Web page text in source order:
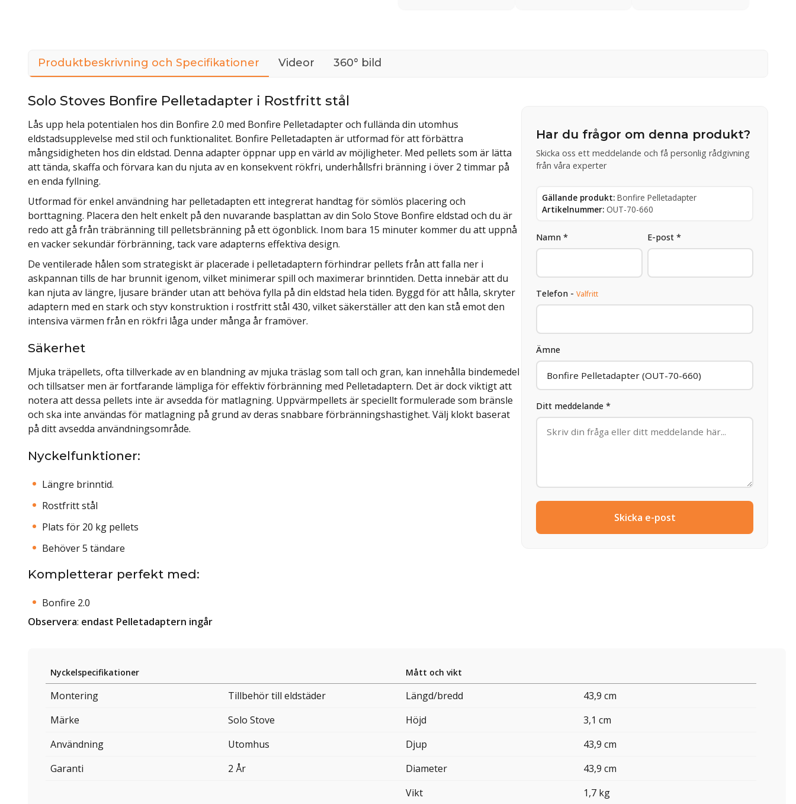
Produktbeskrivning och Specifikationer Videor 360° bild
Solo Stoves Bonfire Pelletadapter i Rostfritt stål
Lås upp hela potentialen hos din Bonfire 2.0 med Bonfire Pelletadapter och fullända din utomhus
eldstadsupplevelse med stil och funktionalitet. Bonfire Pelletadapten är utformad för att förbättra
mångsidigheten hos din eldstad. Denna adapter öppnar upp en värld av möjligheter. Med pellets som är lätta
att tända, skaffa och förvara kan du njuta av en konsekvent rökfri, underhållsfri bränning i över 2 timmar på
en enda fyllning.
Utformad för enkel användning har pelletadapten ett integrerat handtag för sömlös placering och
borttagning. Placera den helt enkelt på den nuvarande basplattan av din Solo Stove Bonfire eldstad och du är
redo att gå från träbränning till pelletsbränning på ett ögonblick. Inom bara 15 minuter kommer du att uppnå
en vacker sekundär förbränning, tack vare adapterns effektiva design.
De ventilerade hålen som strategiskt är placerade i pelletadaptern förhindrar pellets från att falla ner i
askpannan tills de har brunnit igenom, vilket minimerar spill och maximerar brinntiden. Detta innebär att du
kan njuta av längre, ljusare bränder utan att behöva fylla på din eldstad hela tiden. Byggd för att hålla, skryter
adaptern med en stark och styv konstruktion i rostfritt stål 430, vilket säkerställer att den kan stå emot den
intensiva värmen från en rökfri låga under många år framöver.
Säkerhet
Mjuka träpellets, ofta tillverkade av en blandning av mjuka träslag som tall och gran, kan innehålla bindemedel
och tillsatser men är fortfarande lämpliga för effektiv förbränning med Pelletadaptern. Det är dock viktigt att
notera att dessa pellets inte är avsedda för matlagning. Uppvärmpellets är speciellt formulerade som bränsle
och ska inte användas för matlagning på grund av deras snabbare förbränningshastighet. Välj klokt baserat
på ditt avsedda användningsområde.
Nyckelfunktioner:
Längre brinntid.
Rostfritt stål
Plats för 20 kg pellets
Behöver 5 tändare
Kompletterar perfekt med:
Bonfire 2.0
Observera: endast Pelletadaptern ingår
Har du frågor om denna produkt?
Skicka oss ett meddelande och få personlig rådgivning
från våra experter
Gällande produkt: Bonfire Pelletadapter
Artikelnummer: OUT-70-660
Namn * E-post *
Telefon -Valfritt
Ämne
Ditt meddelande *
Skicka e-post
Nyckelspecifikationer
Montering
Tillbehör till eldstäder
Märke
Solo Stove
Användning
Utomhus
Garanti
2 År
Mått och vikt
Längd/bredd
43,9 cm
Höjd
3,1 cm
Djup
43,9 cm
Diameter
43,9 cm
Vikt
1,7 kg